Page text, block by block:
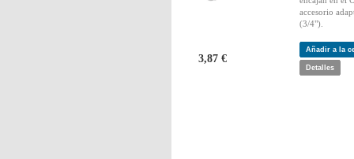
accesorio
(3/4").
3,87 €
Añadir a la
Detalles